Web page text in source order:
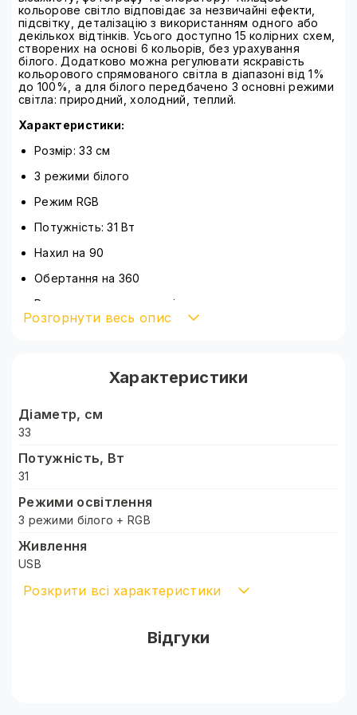
кольорове світло відповідає за незвичайні ефекти,
підсвітку, деталізацію з використанням одного або
декількох відтінків. Усього доступно 15 колірних схем,
створених на основі 6 кольорів, без урахування
білого. Додатково можна регулювати яскравість
кольорового спрямованого світла в діапазоні від 1%
до 100%, а для білого передбачено 3 основні режими
світла: природний, холодний, теплий.
Характеристики:
Розмір: 33 см
3 режими білого
Режим RGB
Потужність: 31 Вт
Нахил на 90
Обертання на 360
Регулювання яскравості
Живлення: мережа 220 В, павербанк
Пульт керування на дроті
Комплектація:
Тримач для телефону
Металевий штатив 2.1 м
Розгорнути весь опис
Характеристики
Діаметр, см
33
Потужність, Вт
31
Режими освітлення
3 режими білого + RGB
Живлення
USB
Кількість світлодіодів, шт.
Колірна температура, K
Розкрити всі характеристики
Відгуки